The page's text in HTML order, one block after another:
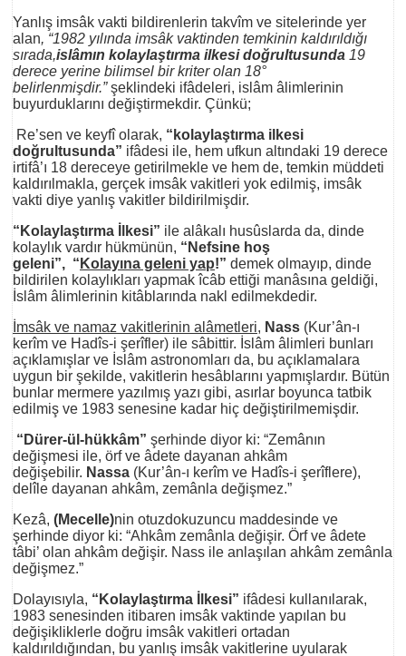
Yanlış imsâk vakti bildirenlerin takvîm ve sitelerinde yer
alan, “1982 yılında imsâk vaktinden temkinin kaldırıldığı
sırada,islâmın kolaylaştırma ilkesi doğrultusunda 19
derece yerine bilimsel bir kriter olan 18°
belirlenmişdir.”şeklindeki ifâdeleri, islâm âlimlerinin
buyurduklarını değiştirmekdir. Çünkü;
Re’sen ve keyfî olarak, “kolaylaştırma ilkesi
doğrultusunda” ifâdesi ile, hem ufkun altındaki 19 derece
irtifâ’ı 18 dereceye getirilmekle ve hem de, temkin müddeti
kaldırılmakla, gerçek imsâk vakitleri yok edilmiş, imsâk
vakti diye yanlış vakitler bildirilmişdir.
“Kolaylaştırma İlkesi” ile alâkalı husûslarda da, dinde
kolaylık vardır hükmünün, “Nefsine hoş
geleni”, “ Kolayına geleni yap!” demek olmayıp, dinde
bildirilen kolaylıkları yapmak îcâb ettiği manâsına geldiği,
İslâm âlimlerinin kitâblarında nakl edilmekdedir.
İmsâk ve namaz vakitlerinin alâmetleri, Nass (Kur’ân-ı
kerîm ve Hadîs-i şerîfler) ile sâbittir. İslâm âlimleri bunları
açıklamışlar ve İslâm astronomları da, bu açıklamalara
uygun bir şekilde, vakitlerin hesâblarını yapmışlardır. Bütün
bunlar mermere yazılmış yazı gibi, asırlar boyunca tatbik
edilmiş ve 1983 senesine kadar hiç değiştirilmemişdir.
“Dürer-ül-hükkâm” şerhinde diyor ki: “Zemânın
değişmesi ile, örf ve âdete dayanan ahkâm
değişebilir. Nassa (Kur’ân-ı kerîm ve Hadîs-i şerîflere),
delîle dayanan ahkâm, zemânla değişmez.”
Kezâ, (Mecelle)nin otuzdokuzuncu maddesinde ve
şerhinde diyor ki: “Ahkâm zemânla değişir. Örf ve âdete
tâbi’ olan ahkâm değişir. Nass ile anlaşılan ahkâm zemânla
değişmez.”
Dolayısıyla, “Kolaylaştırma İlkesi” ifâdesi kullanılarak,
1983 senesinden itibaren imsâk vaktinde yapılan bu
değişikliklerle doğru imsâk vakitleri ortadan
kaldırıldığından, bu yanlış imsâk vakitlerine uyularak